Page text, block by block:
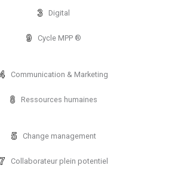
Digital
Cycle MPP ®
Communication & Marketing
Ressources humaines
Change management
Collaborateur plein potentiel